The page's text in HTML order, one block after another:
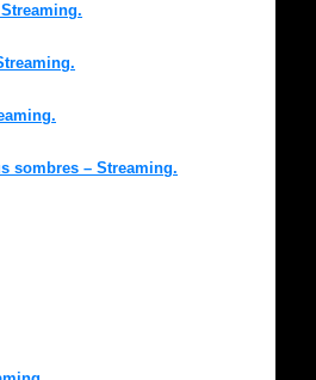
sombres – Streaming.